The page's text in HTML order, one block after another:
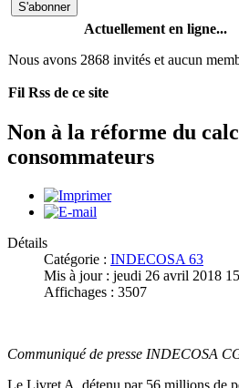
Actuellement en ligne...
Nous avons 2868 invités et aucun
Fil Rss de ce site
Non à la réforme du
consommateurs
Détails
Catégorie : INDECOSA 63
Mis à jour : jeudi 26 avril 2018
Affichages : 3507
Communiqué de presse INDECOSA
Le Livret A, détenu par 56 millions de